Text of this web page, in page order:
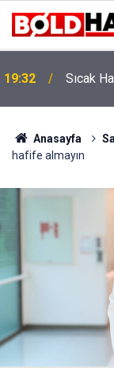
19:32 Sıcak
Anasayfa
hafife almayın